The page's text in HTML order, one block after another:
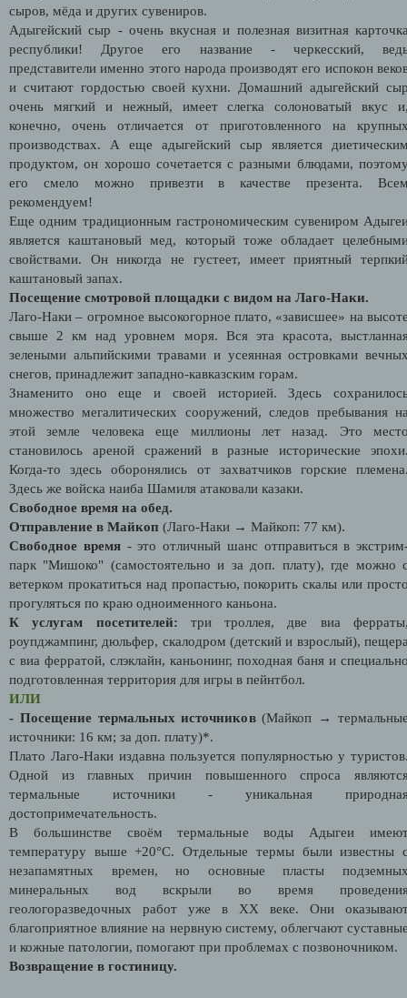
сыров, мёда и других сувениров.
Адыгейский сыр - очень вкусная и полезная визитная
республики! Другое его название - черкесский,
представители именно этого народа производят его испокон
и считают гордостью своей кухни. Домашний адыгейский
очень мягкий и нежный, имеет слегка солоноватый вкус
конечно, очень отличается от приготовленного на
производствах. А еще адыгейский сыр является
продуктом, он хорошо сочетается с разными блюдами,
его смело можно привезти в качестве презента.
рекомендуем!
Еще одним традиционным гастрономическим сувениром
является каштановый мед, который тоже обладает
свойствами. Он никогда не густеет, имеет приятный
каштановый запах.
Посещение смотровой площадки с видом на Лаго-Наки.
Лаго-Наки – огромное высокогорное плато, «зависшее» на
свыше 2 км над уровнем моря. Вся эта красота,
зелеными альпийскими травами и усеянная островками
снегов, принадлежит западно-кавказским горам.
Знаменито оно еще и своей историей. Здесь
множество мегалитических сооружений, следов пребывания
этой земле человека еще миллионы лет назад. Это
становилось ареной сражений в разные исторические
Когда-то здесь оборонялись от захватчиков горские
Здесь же войска наиба Шамиля атаковали казаки.
Свободное время на обед.
Отправление в Майкоп (Лаго-Наки → Майкоп: 77 км).
Свободное время - это отличный шанс отправиться в
парк "Мишоко" (самостоятельно и за доп. плату), где можно
ветерком прокатиться над пропастью, покорить скалы или
прогуляться по краю одноименного каньона.
К услугам посетителей: три троллея, две виа
роупджампинг, дюльфер, скалодром (детский и взрослый),
с виа ферратой, слэклайн, каньонинг, походная баня и
подготовленная территория для игры в пейнтбол.
ИЛИ
- Посещение термальных источников(Майкоп →
источники: 16 км; за доп. плату)*.
Плато Лаго-Наки издавна пользуется популярностью у
Одной из главных причин повышенного спроса
термальные источники - уникальная
достопримечательность.
В большинстве своём термальные воды Адыгеи
температуру выше +20°С. Отдельные термы были известны
незапамятных времен, но основные пласты
минеральных вод вскрыли во время
геологоразведочных работ уже в XX веке. Они
благоприятное влияние на нервную систему, облегчают
и кожные патологии, помогают при проблемах с позвоночником.
Возвращение в гостиницу.